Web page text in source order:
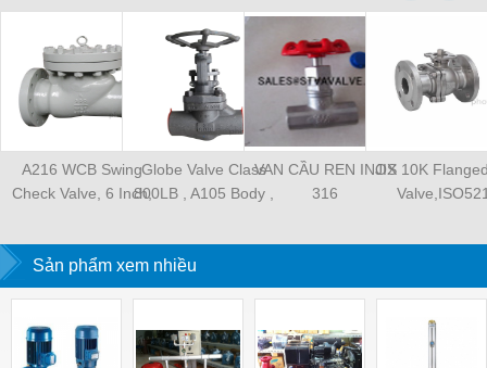
A216 WCB Swing
Check Valve, 6 Inch,
Globe Valve Class
800LB , A105 Body ,
SW ,Size 2
VAN CẦU REN INOX
316
JIS 10K
Sản phẩm xem nhiều